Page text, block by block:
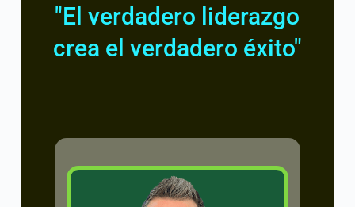
"El verdadero liderazgo
crea el verdadero éxito"